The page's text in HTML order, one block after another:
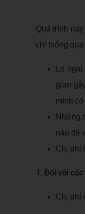
Quá trình
chỉ thông
Lo
gian
mình
Những
nào để
Chi phí
1. Đối với
Chi phí